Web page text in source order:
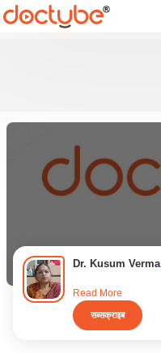
Dr. Kusum Verma
Read More
सब्सक्राइब